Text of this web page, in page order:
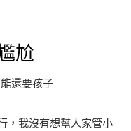
尬
還要孩子
，我沒有想幫人家管小